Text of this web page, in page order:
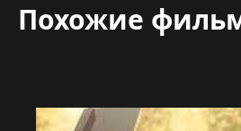
Похожие